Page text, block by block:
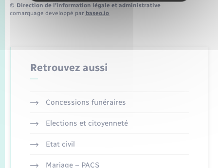
© Direction de l’information légale et administrative
comarquage developpé par baseo.io
Retrouvez aussi
Concessions funéraires
Elections et citoyenneté
Etat civil
Mariage – PACS